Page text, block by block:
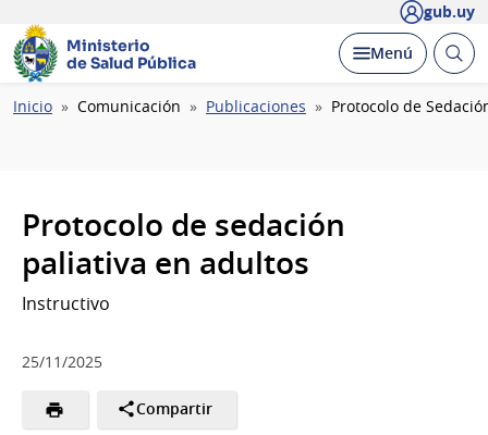
gub.uy
Ministerio
de Salud Pública
Desplegar
Menú Abrir
Ruta
Inicio Comunicación Publicaciones Protocolo de
Protocolo de sedación
paliativa en adultos
Instructivo
25/11/2025
Compartir